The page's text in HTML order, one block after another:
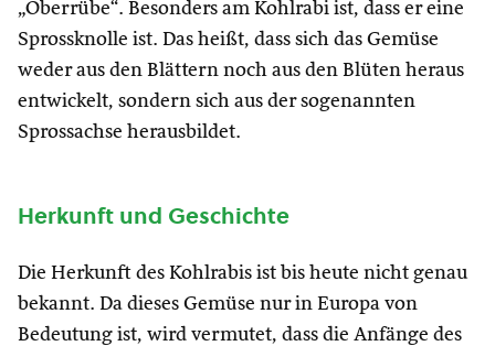
„Oberrübe“. Besonders am Kohlrabi ist, dass er eine
Sprossknolle ist. Das heißt, dass sich das Gemüse
weder aus den Blättern noch aus den Blüten heraus
entwickelt, sondern sich aus der sogenannten
Sprossachse herausbildet.
Herkunft und Geschichte
Die Herkunft des Kohlrabis ist bis heute nicht genau
bekannt. Da dieses Gemüse nur in Europa von
Bedeutung ist, wird vermutet, dass die Anfänge des